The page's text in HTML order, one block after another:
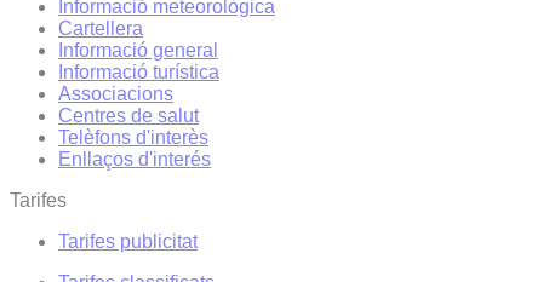
Informació meteorològica
Cartellera
Informació general
Informació turística
Associacions
Centres de salut
Telèfons d'interès
Enllaços d'interés
Tarifes
Tarifes publicitat